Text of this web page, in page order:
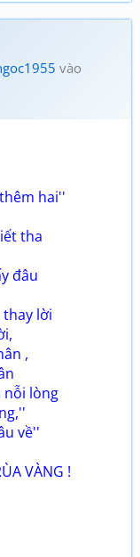
vào
hai''
tha
đâu
lời
,
lòng
về''
VÀNG !